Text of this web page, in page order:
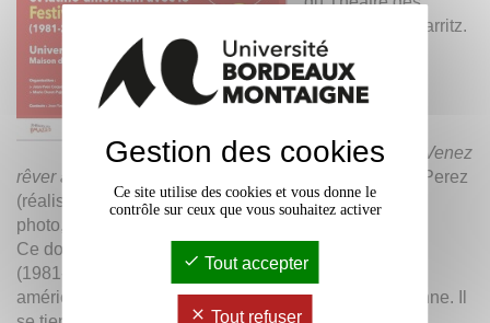
Chimères de Biarritz.
13h30-
15h30
documentaire
Venez
rêver avec ce qui ne vous ressemble pas
de Nadine Perez
(réalisatrice) et Jean-François Hautin (directeur de la
photo, cadreur).
Ce documentaire retrace
(1981-2015), festival de théâtre ibérique et latino-
américain, créé par le Théâtre des Chimères à Bayonne. Il
Gestion des cookies
Ce site utilise des cookies et vous donne le
contrôle sur ceux que vous souhaitez activer
Tout accepter
Tout refuser